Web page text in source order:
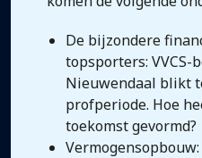
De bijzondere
topsporters: VVCS-
Nieuwendaal blikt
profperiode. Hoe
toekomst gevormd?